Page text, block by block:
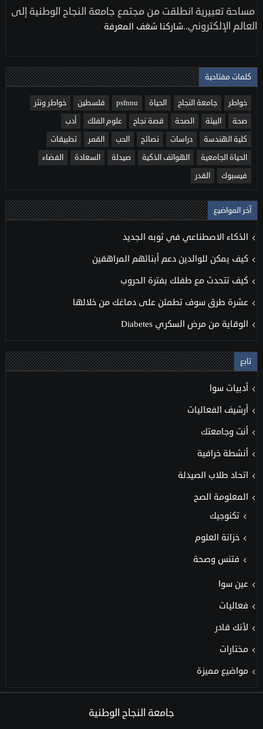
مساحة تعبيرية انطلقت من مجتمع جامعة النجاح الوطنية إلى
العالم الإلكتروني..شاركنا شغف المعرفة
كلمات مفتاحية
خواطر جامعة النجاح الحياة psfnnu فلسطين
خواطر ونثر
صحة
البيئة الصحة قصة نجاح علوم الفلك
أدب
كلية الهندسة
دراسات نصائح الحب القمر
تطبيقات
الحياة الجامعية
الهواتف الذكية صيدلة السعادة
الفضاء
فيسبوك
القدر
آخر المواضيع
الذكاء الاصطناعي في ثوبه الجديد
كيف يمكن للوالدين دعم أبنائهم المراهقين
كيف تتحدث مع طفلك بفترة الحروب
عشرة طرق سوف تطمئن على دماغك من خلالها
الوقاية من مرض السكري Diabetes
تابع
أدبيات سوا
أرشيف الفعاليات
أنت وجامعتك
أنشطة خرافية
اتحاد طلاب الصيدلة
المعلومة الصح
تكنوجيك
خزانة العلوم
فتنس وصحة
عين سوا
فعاليات
لأنك قادر
مختارات
مواضيع مميزة
جامعة النجاح الوطنية